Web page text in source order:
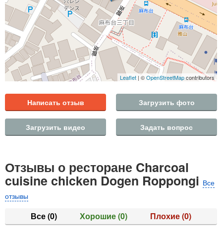
Leaflet | ©OpenStreetMapcontributors
Написать отзыв Загрузить фото
Загрузить видео Задать вопрос
Отзывы о ресторане Charcoal
cuisine chicken Dogen Roppongi Все
отзывы
Все(0) Хорошие(0) Плохие(0)